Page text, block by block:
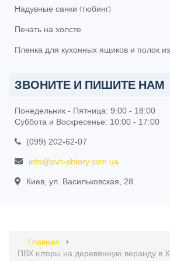
Надувные санки (тюбинг)
Печать на холсте
Пленка для кухонных ящиков и полок
ЗВОНИТЕ И ПИШИТЕ НАМ
Понедельник - Пятница: 9:00 - 18:00
Суббота и Воскресенье: 10:00 - 17:00
(099) 202-62-07
info@pvh-shtory.com.ua
Киев, ул. Васильковская, 28
Главная
ПВХ шторы на деревянную веранду в